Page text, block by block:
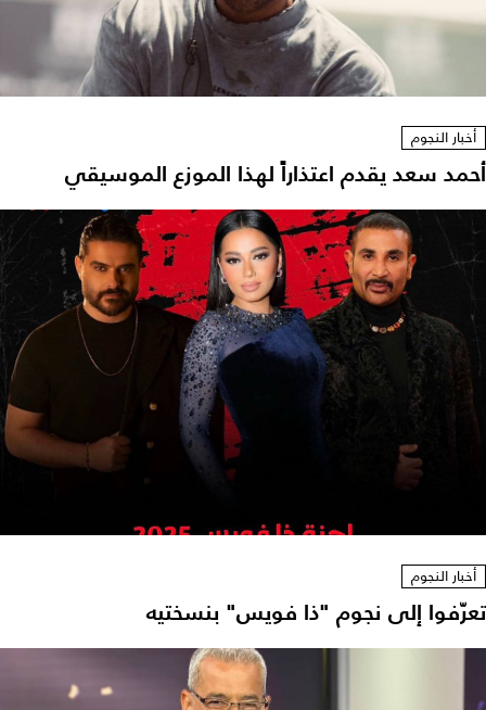
أخبار النجوم
أحمد سعد يقدم اعتذاراً لهذا الموزع الموسيقي
أخبار النجوم
تعرّفوا إلى نجوم "ذا فويس" بنسختيه